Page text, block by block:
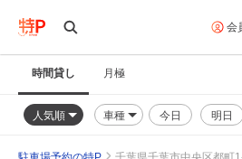
会
時間貸し 月極
人気順 車種 今日 明日